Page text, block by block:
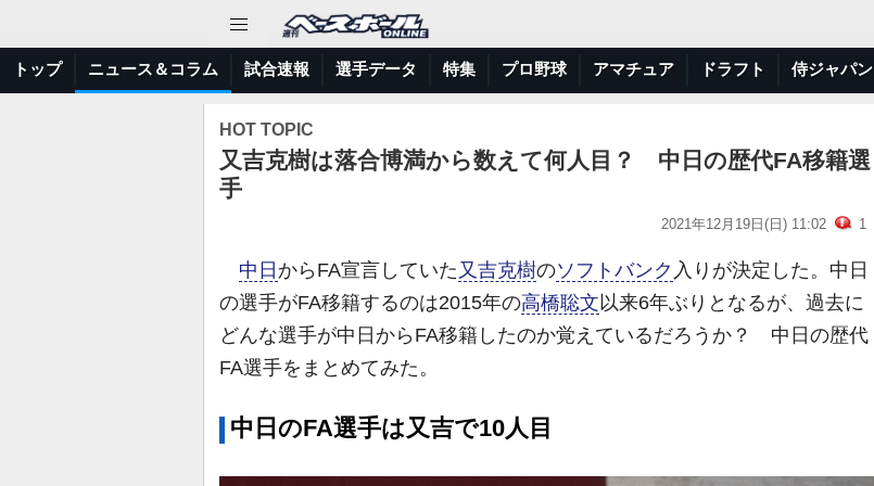
トップ ニュース＆コラム 試合速報 選手データ 特集 プロ野球 アマチュア ドラフト 侍ジャパン
HOT TOPIC
又吉克樹は落合博満から数えて何人目？ 中日の歴代FA移籍選
手
2021年12月19日(日) 11:02 1
中日 からFA宣言していた 又吉克樹のソフトバンク 入りが決定した。中日
の選手がFA移籍するのは2015年の高橋聡文以来6年ぶりとなるが、過去に
どんな選手が中日からFA移籍したのか覚えているだろうか？ 中日の歴代
FA選手をまとめてみた。
中日のFA選手は又吉で10人目